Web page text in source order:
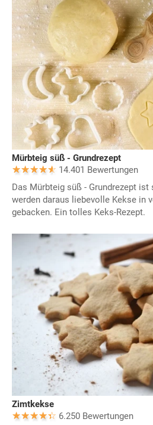
Mürbteig süß - Grundrezept
14.401 Bewertungen
Das Mürbteig süß - Grundrezept
werden daraus liebevolle Kekse in
gebacken. Ein tolles Keks-Rezept.
Zimtkekse
6.250 Bewertungen